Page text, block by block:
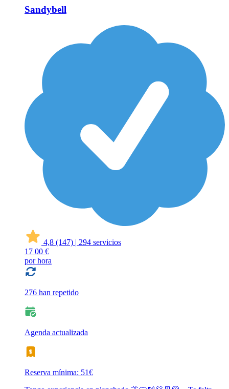
Sandybell
4,8 (147) | 294 servicios
17 00 €
por hora
276 han repetido
Agenda actualizada
Reserva mínima: 51€